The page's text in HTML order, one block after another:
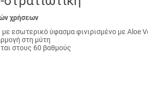
χρήσεων
εσωτερικό ύφασμα φινιρισμένο με Aloe
στη μύτη
στους 60 βαθμούς